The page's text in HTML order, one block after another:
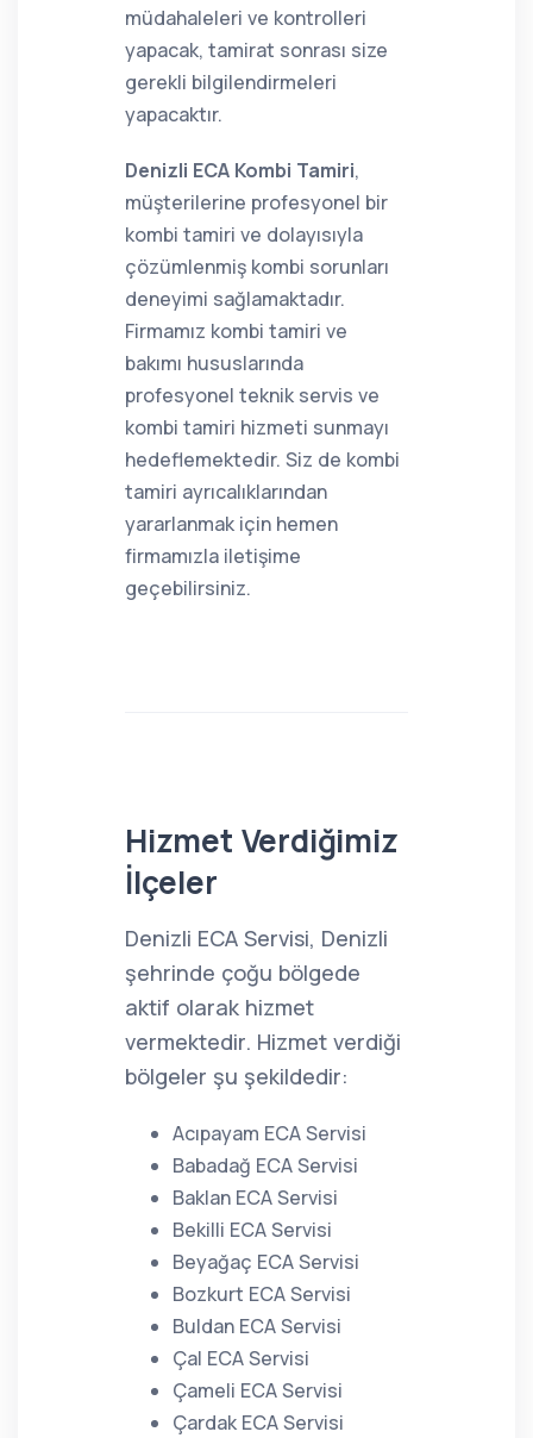
müdahaleleri ve kontrolleri
yapacak, tamirat sonrası size
gerekli bilgilendirmeleri
yapacaktır.
Denizli ECA Kombi Tamiri,
müşterilerine profesyonel bir
kombi tamiri ve dolayısıyla
çözümlenmiş kombi sorunları
deneyimi sağlamaktadır.
Firmamız kombi tamiri ve
bakımı hususlarında
profesyonel teknik servis ve
kombi tamiri hizmeti sunmayı
hedeflemektedir. Siz de kombi
tamiri ayrıcalıklarından
yararlanmak için hemen
firmamızla iletişime
geçebilirsiniz.
Hizmet Verdiğimiz
İlçeler
Denizli ECA Servisi, Denizli
şehrinde çoğu bölgede
aktif olarak hizmet
vermektedir. Hizmet verdiği
bölgeler şu şekildedir:
Acıpayam ECA Servisi
Babadağ ECA Servisi
Baklan ECA Servisi
Bekilli ECA Servisi
Beyağaç ECA Servisi
Bozkurt ECA Servisi
Buldan ECA Servisi
Çal ECA Servisi
Çameli ECA Servisi
Çardak ECA Servisi